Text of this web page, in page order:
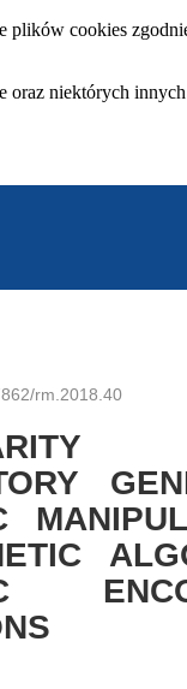
plików cookies
oraz niektórych innych
rm.2018.40